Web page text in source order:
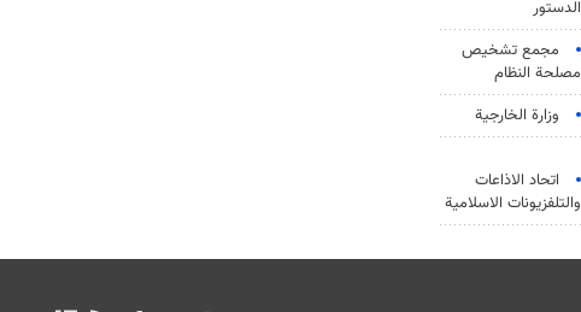
الدستور
مجمع تشخيص
مصلحة النظام
وزارة الخارجية
اتحاد الاذاعات
والتلفزيونات الاسلامية